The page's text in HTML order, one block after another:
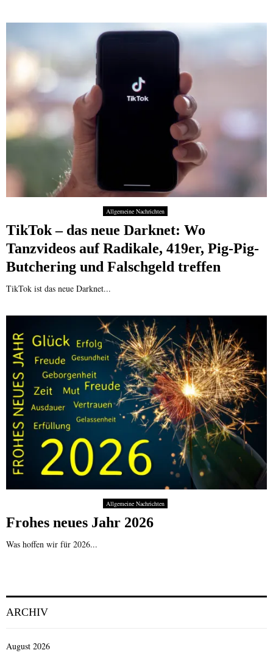
Allgemeine Nachrichten
TikTok – das neue Darknet: Wo
Tanzvideos auf Radikale, 419er, Pig-Pig-
Butchering und Falschgeld treffen
TikTok ist das neue Darknet...
Allgemeine Nachrichten
Frohes neues Jahr 2026
Was hoffen wir für 2026...
ARCHIV
August 2026